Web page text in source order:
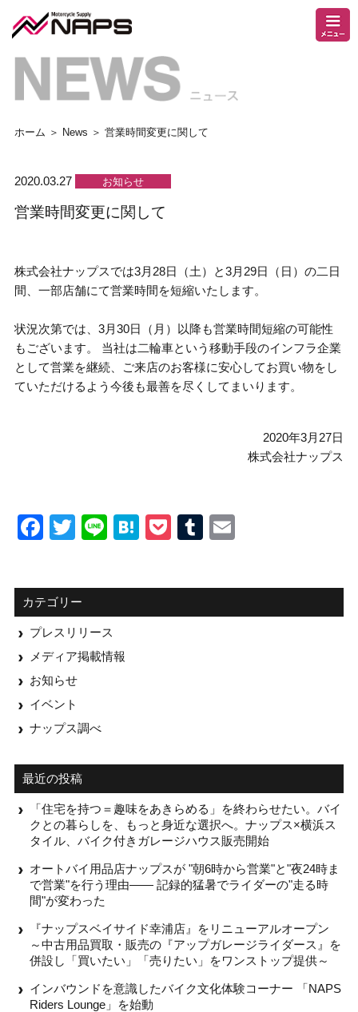
ホーム ＞ News ＞ 営業時間変更に関して
2020.03.27 お知らせ
営業時間変更に関して
株式会社ナップスでは3月28日（土）と3月29日（日）の二日
間、一部店舗にて営業時間を短縮いたします。
状況次第では、3月30日（月）以降も営業時間短縮の可能性
もございます。 当社は二輪車という移動手段のインフラ企業
として営業を継続、ご来店のお客様に安心してお買い物をし
ていただけるよう今後も最善を尽くしてまいります。
2020年3月27日
株式会社ナップス
Facebook
Twitter
LineHatena
PocketTumblr
カテゴリー
プレスリリース
メディア掲載情報
お知らせ
イベント
ナップス調べ
最近の投稿
「住宅を持つ＝趣味をあきらめる」を終わらせたい。バイ
クとの暮らしを、もっと身近な選択へ。ナップス×横浜ス
タイル、バイク付きガレージハウス販売開始
オートバイ用品店ナップスが "朝6時から営業"と"夜24時ま
で営業"を行う理由—— 記録的猛暑でライダーの"走る時
間"が変わった
『ナップスベイサイド幸浦店』をリニューアルオープン
～中古用品買取・販売の『アップガレージライダース』を
併設し「買いたい」「売りたい」をワンストップ提供～
インバウンドを意識したバイク文化体験コーナー 「NAPS
Riders Lounge」を始動